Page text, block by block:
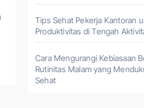
Tips Sehat Pekerja Kantoran
Produktivitas di Tengah
Cara Mengurangi Kebiasaan
Rutinitas Malam yang
Sehat